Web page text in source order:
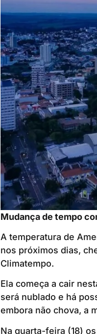
Mudança de tempo
A temperatura de
nos próximos dias,
Climatempo.
Ela começa a cair
será nublado e há
embora não chova, a
Na quarta-feira (18)